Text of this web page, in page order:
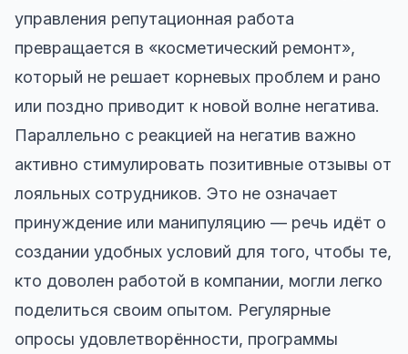
управления репутационная работа
превращается в «косметический ремонт»,
который не решает корневых проблем и рано
или поздно приводит к новой волне негатива.
Параллельно с реакцией на негатив важно
активно стимулировать позитивные отзывы от
лояльных сотрудников. Это не означает
принуждение или манипуляцию — речь идёт о
создании удобных условий для того, чтобы те,
кто доволен работой в компании, могли легко
поделиться своим опытом. Регулярные
опросы удовлетворённости, программы